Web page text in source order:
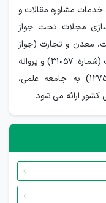
مشاوره مقالات و
سازی مجلات تحت جواز
معدن و تجارت (جواز
ارائه خدمات مشاوره مدیریت و بهبود کیفیت (شماره: 31057) و پروانه
واحد فنی مهندسی تدبیرساز شماره: (127592) به جامعه علمی،
کشور ارائه می شود